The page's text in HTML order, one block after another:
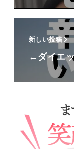
新しい投稿
←ダイエ